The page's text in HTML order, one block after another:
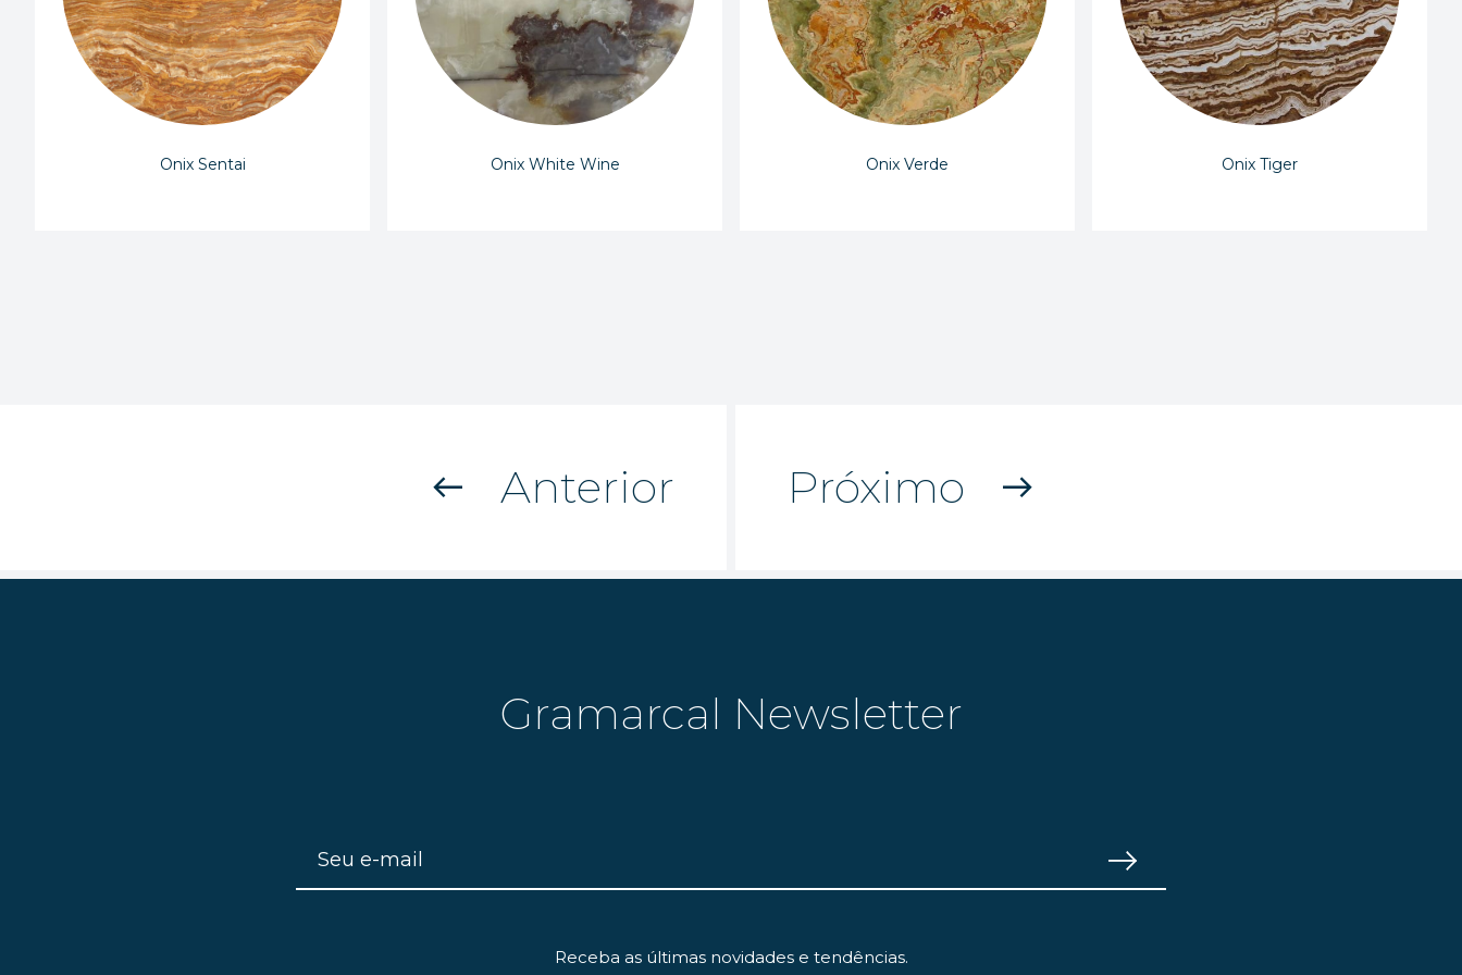
Onix Sentai Onix White Wine Onix Verde Onix Tiger
west Anterior Próximo east
Gramarcal Newsletter
Receba as últimas novidades e tendências.